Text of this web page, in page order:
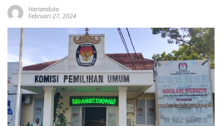
Harianduta
Februari 27, 2024